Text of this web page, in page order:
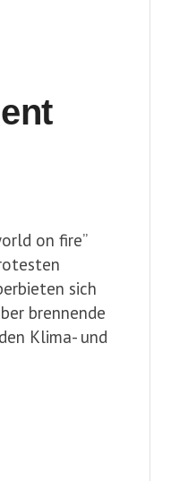
on fire”
sich
brennende
Klima- und